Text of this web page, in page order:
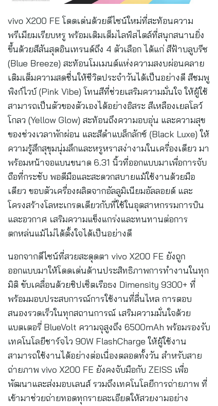
vivo X200 FE โดดเด่นด้วยดีไซน์ใหม่ที่สะท้อนความ
พรีเมียมเรียบหรู พร้อมเติมเต็มไลฟ์สไตล์ที่สนุกสนานยิ่ง
ขึ้นด้วยสีสันสุดอินเทรนด์ถึง 4 ตัวเลือก ได้แก่ สีฟ้าบลูบรีซ
(Blue Breeze) สะท้อนโมเมนต์แห่งความสงบผ่อนคลาย
เติมเต็มความสดชื่นให้ชีวิตประจำวันได้เป็นอย่างดี สีชมพู
พิงก์ไวบ์ (Pink Vibe) โทนสีที่ช่วยเสริมความมั่นใจ ให้ผู้ใช้
สามารถเป็นตัวของตัวเองได้อย่างอิสระ สีเหลืองเยลโลว์
โกลว (Yellow Glow) สะท้อนถึงความอบอุ่น และความสุข
ของช่วงเวลาพักผ่อน และสีดำแบล็กลักซ์ (Black Luxe) ให้
ความรู้สึกสุขุมนุ่มลึกและหรูหราสง่างามในเครื่องเดียว มา
พร้อมหน้าจอแบนขนาด 6.31 นิ้วที่ออกแบบมาเพื่อการจับ
ถือที่กระชับ พอดีมือและสะดวกสบายแม้ใช้งานด้วยมือ
เดียว ขอบตัวเครื่องผลิตจากอัลลูมิเนียมอัลลอยด์ และ
โครงสร้างโลหะเกรดเดียวกับที่ใช้ในอุตสาหกรรมการบิน
และอวกาศ เสริมความแข็งแกร่งและทนทานต่อการ
ตกหล่นแม้ไม่ได้ตั้งใจได้เป็นอย่างดี
นอกจากดีไซน์ที่สวยสะดุดตา vivo X200 FE ยังถูก
ออกแบบมาให้โดดเด่นด้านประสิทธิภาพการทำงานในทุก
มิติ ขับเคลื่อนด้วยชิปเซ็ตเรือธง Dimensity 9300+ ที่
พร้อมมอบประสบการณ์การใช้งานที่ลื่นไหล การตอบ
สนองรวดเร็วในทุกสถานการณ์ เสริมความมั่นใจด้วย
แบตเตอรี่ BlueVolt ความจุสูงถึง 6500mAh พร้อมรองรับ
เทคโนโลยีชาร์จไว 90W FlashCharge ให้ผู้ใช้งาน
สามารถใช้งานได้อย่างต่อเนื่องตลอดทั้งวัน สำหรับสาย
ถ่ายภาพ vivo X200 FE ยังคงจับมือกับ ZEISS เพื่อ
พัฒนาและส่งมอบเลนส์ รวมถึงเทคโนโลยีการถ่ายภาพ ที่
เข้ามาช่วยถ่ายทอดทุกรายละเอียดให้สวยงามอย่าง